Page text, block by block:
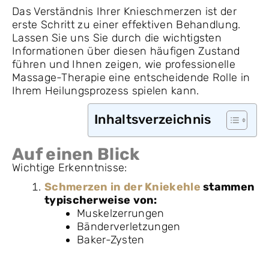
Das Verständnis Ihrer Knieschmerzen ist der
erste Schritt zu einer effektiven Behandlung.
Lassen Sie uns Sie durch die wichtigsten
Informationen über diesen häufigen Zustand
führen und Ihnen zeigen, wie professionelle
Massage-Therapie eine entscheidende Rolle in
Ihrem Heilungsprozess spielen kann.
Inhaltsverzeichnis
Auf einen Blick
Wichtige Erkenntnisse:
Schmerzen in der Kniekehle stammen
typischerweise von:
Muskelzerrungen
Bänderverletzungen
Baker-Zysten